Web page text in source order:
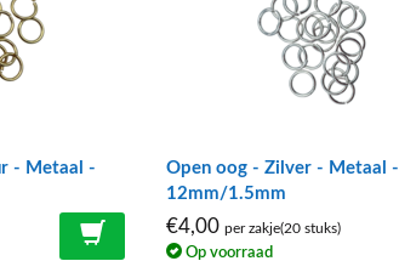
- Metaal -
Open oog - Zilver - Metaal -
12mm/1.5mm
€4,00per zakje(20 stuks)
Op voorraad